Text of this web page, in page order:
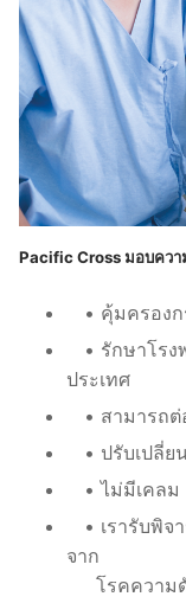
Pacific Cross มอบคว
• คุ้มครองก
• รักษาโรง
ประเทศ
• สามารถต่
• ปรับเปลี่ย
• ไม่มีเคลม
• เรารับพิจ
จาก
โรคความดั